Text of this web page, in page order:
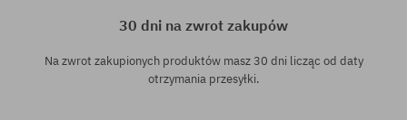
30 dni na zwrot zakupów
Na zwrot zakupionych produktów masz 30 dni licząc od daty
otrzymania przesyłki.